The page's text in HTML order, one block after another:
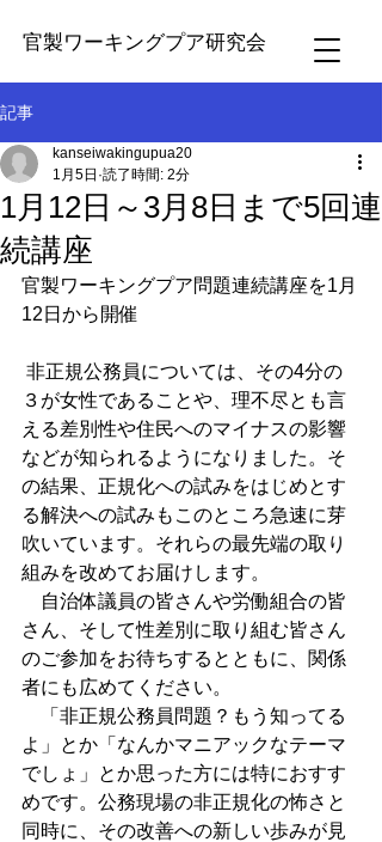
官製ワーキングプア研究会
記事
1月12日～3月8日まで5回連
続講座
kanseiwakingupua20
1月5日 読了時間: 2分
官製ワーキングプア問題連続講座を1月
12日から開催
非正規公務員については、その4分の
３が女性であることや、理不尽とも言
える差別性や住民へのマイナスの影響
などが知られるようになりました。そ
の結果、正規化への試みをはじめとす
る解決への試みもこのところ急速に芽
吹いています。それらの最先端の取り
組みを改めてお届けします。
自治体議員の皆さんや労働組合の皆
さん、そして性差別に取り組む皆さん
のご参加をお待ちするとともに、関係
者にも広めてください。
「非正規公務員問題？もう知ってる
よ」とか「なんかマニアックなテーマ
でしょ」とか思った方には特におすす
めです。公務現場の非正規化の怖さと
同時に、その改善への新しい歩みが見